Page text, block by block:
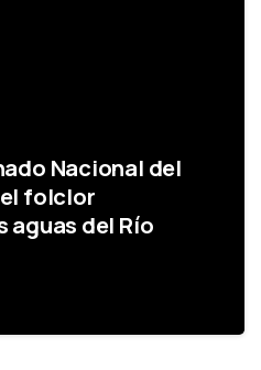
Nacional del
folclor
aguas del Río